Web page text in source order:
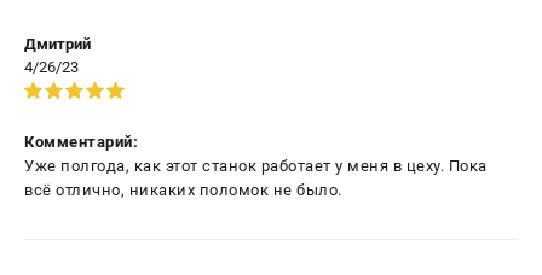
Дмитрий
4/26/23
Комментарий:
Уже полгода, как этот станок работает у меня в цеху. Пока
всё отлично, никаких поломок не было.